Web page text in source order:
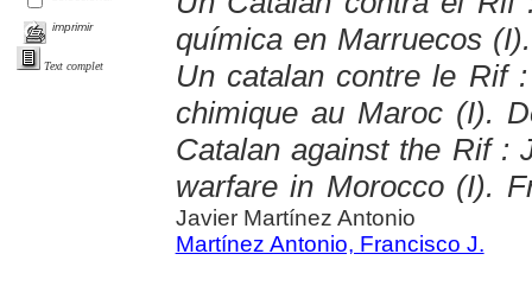
imprimir
Text complet
química en Marruecos
Un catalan contre le Rif
chimique au Maroc (I).
Catalan against the Rif :
warfare in Morocco (I).
Javier Martínez Antonio
Martínez Antonio, Francisco J.